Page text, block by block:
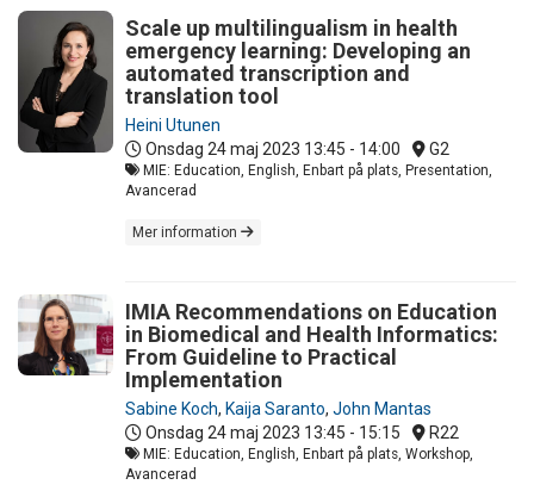
Scale up multilingualism in health
emergency learning: Developing an
automated transcription and
translation tool
Heini Utunen
Onsdag 24 maj 2023 13:45 - 14:00 G2
MIE: Education, English, Enbart på plats, Presentation,
Avancerad
Mer information
IMIA Recommendations on Education
in Biomedical and Health Informatics:
From Guideline to Practical
Implementation
Sabine Koch, Kaija Saranto, John Mantas
Onsdag 24 maj 2023 13:45 - 15:15 R22
MIE: Education, English, Enbart på plats, Workshop,
Avancerad